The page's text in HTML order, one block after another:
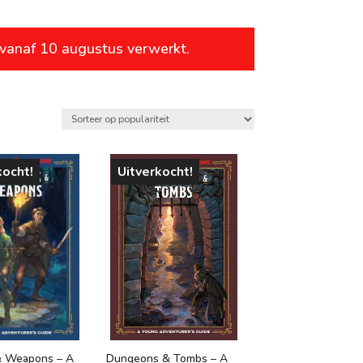
leeftijd
vanaf 1 jaar
vanaf 6 jaar
vanaf 8 jaar
vanaf 10 jaar
vanaf 12 jaar
vanaf 14 jaar
vanaf 16 jaar
vanaf 18 jaar
10 augustus verwerkt.
Weapons – A
Uitverkocht!
Dungeons & Tombs – A